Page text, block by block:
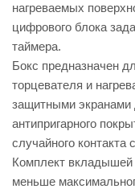
нагреваемых
цифрового блока
таймера.
Бокс предназначен
торцевателя и
защитными экранами
антипригарного
случайного
Комплект вкладышей
меньше